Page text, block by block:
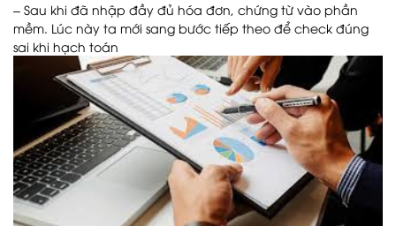
– Sau khi đã nhập đầy đủ hóa đơn, chứng từ vào phần
mềm. Lúc này ta mới sang bước tiếp theo để check đúng
sai khi hạch toán